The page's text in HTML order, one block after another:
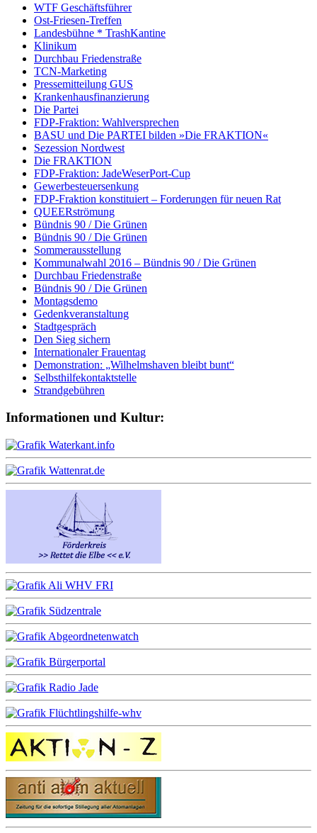
WTF Geschäftsführer
Ost-Friesen-Treffen
Landesbühne * TrashKantine
Klinikum
Durchbau Friedenstraße
TCN-Marketing
Pressemitteilung GUS
Krankenhausfinanzierung
Die Partei
FDP-Fraktion: Wahlversprechen
BASU und Die PARTEI bilden »Die FRAKTION«
Sezession Nordwest
Die FRAKTION
FDP-Fraktion: JadeWeserPort-Cup
Gewerbesteuersenkung
FDP-Fraktion konstituiert – Forderungen für neuen Rat
QUEERströmung
Bündnis 90 / Die Grünen
Bündnis 90 / Die Grünen
Sommerausstellung
Kommunalwahl 2016 – Bündnis 90 / Die Grünen
Durchbau Friedenstraße
Bündnis 90 / Die Grünen
Montagsdemo
Gedenkveranstaltung
Stadtgespräch
Den Sieg sichern
Internationaler Frauentag
Demonstration: „Wilhelmshaven bleibt bunt“
Selbsthilfekontaktstelle
Strandgebühren
Informationen und Kultur: